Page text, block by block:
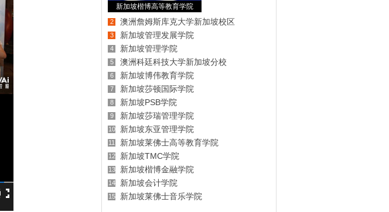
新加坡楷博高等教育学院
2 澳洲詹姆斯库克大学新加坡校区
3 新加坡管理发展学院
4 新加坡管理学院
5 澳洲科廷科技大学新加坡分校
6 新加坡博伟教育学院
7 新加坡莎顿国际学院
8 新加坡PSB学院
9 新加坡莎瑞管理学院
10 新加坡东亚管理学院
11 新加坡莱佛士高等教育学院
12 新加坡TMC学院
13 新加坡楷博金融学院
14 新加坡会计学院
15 新加坡莱佛士音乐学院